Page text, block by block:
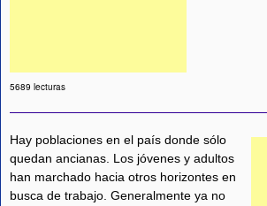
5689 lecturas
Hay poblaciones en el país donde sólo
quedan ancianas. Los jóvenes y adultos
han marchado hacia otros horizontes en
busca de trabajo. Generalmente ya no